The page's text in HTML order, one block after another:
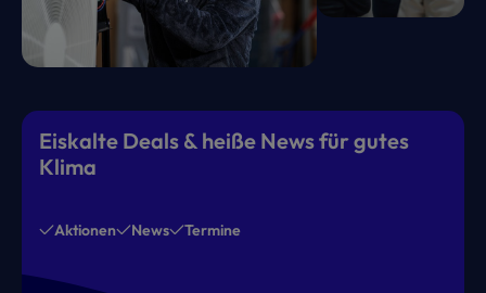
Eiskalte Deals & heiße News für gutes
Klima
Aktionen News Termine